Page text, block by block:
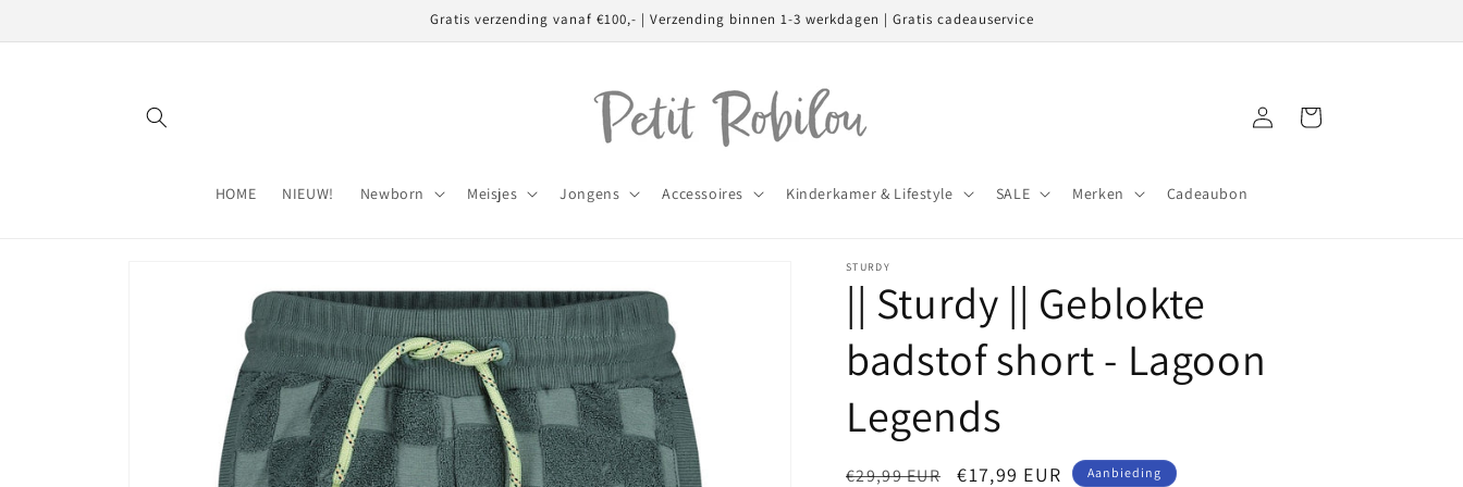
content
Gratis verzending vanaf €100,- | Verzending binnen 1-3 werkdagen | Gratis cadeauservice
HOME NIEUW! Newborn Meisjes Jongens Accessoires Kinderkamer & Lifestyle SALE Merken Cadeaubon
InloggenWinkelwagen
productinformatie
STURDY
|| Sturdy || Geblokte
badstof short - Lagoon
Legends
Normale
€29,99 EUR Aanbiedingsprijs
€17,99 EUR Aanbieding